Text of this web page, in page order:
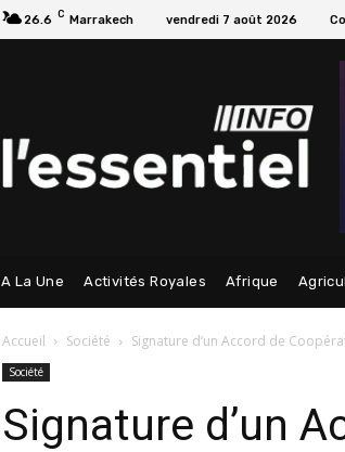
26.6 C Marrakech vendredi 7 août 2026
A La Une Activités Royales Afrique
Accueil Société Signature d’un Accord de
Société
Signature d’un